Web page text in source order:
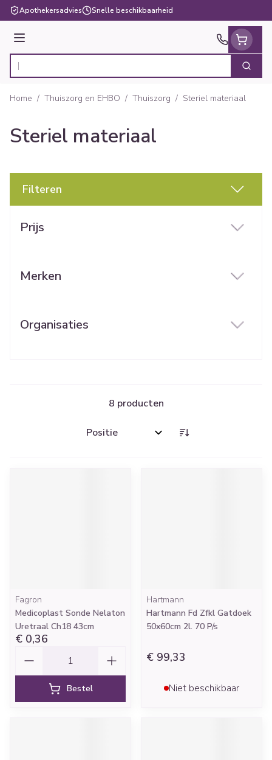
Ga naar de inhoud
Apothekersadvies Snelle beschikbaarheid
Menu
Product, merk, categorie... Zoek
Home / Thuiszorg en EHBO / Thuiszorg / Steriel materiaal
Steriel materiaal
Filteren
Prijs
Merken
Organisaties
8 producten
Sorteer op:
Fagron
Medicoplast Sonde Nelaton
Uretraal Ch18 43cm
€ 0,36
Bestel
Hartmann
Hartmann Fd Zfkl Gatdoek
50x60cm 2l. 70 P/s
€ 99,33
Niet beschikbaar